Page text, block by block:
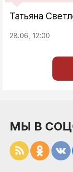
Татьяна
28.06, 12:00
МЫ В